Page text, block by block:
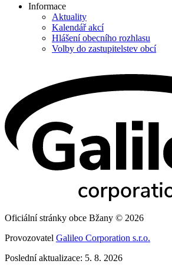
Informace
Aktuality
Kalendář akcí
Hlášení obecního rozhlasu
Volby do zastupitelstev obcí
Oficiální stránky obce Bžany © 2026
Provozovatel Galileo Corporation s.r.o.
Poslední aktualizace: 5. 8. 2026